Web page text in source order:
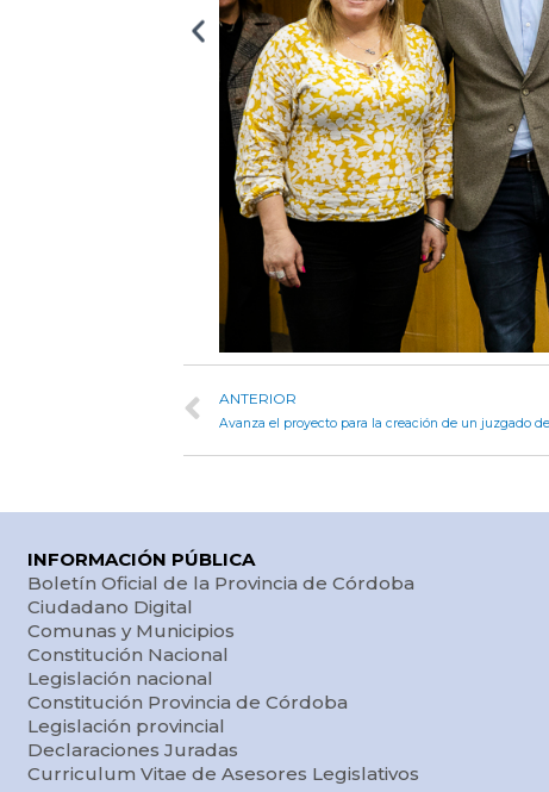
ANTERIOR
INFORMACIÓN PÚBLICA
Boletín Oficial de la Provincia de Córdoba
Ciudadano Digital
Comunas y Municipios
Constitución Nacional
Legislación nacional
Constitución Provincia de Córdoba
Legislación provincial
Declaraciones Juradas
Curriculum Vitae de Asesores Legislativos